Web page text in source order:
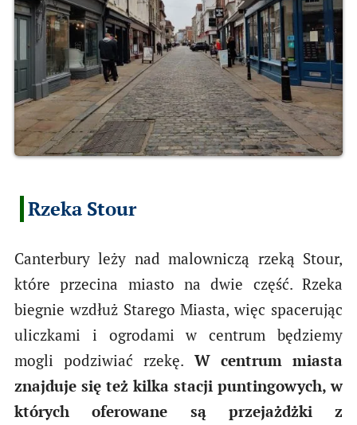
Rzeka Stour
Canterbury leży nad malowniczą rzeką Stour,
które przecina miasto na dwie część. Rzeka
biegnie wzdłuż Starego Miasta, więc spacerując
uliczkami i ogrodami w centrum będziemy
mogli podziwiać rzekę. W centrum miasta
znajduje się też kilka stacji puntingowych, w
których oferowane są przejażdżki z